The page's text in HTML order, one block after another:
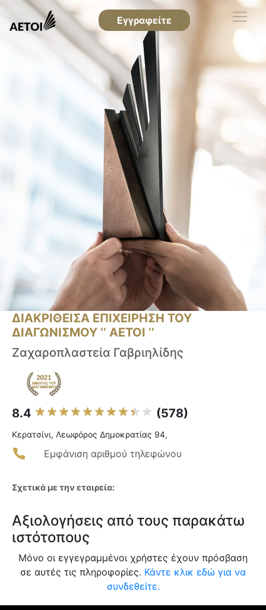
Εγγραφείτε
ΔΙΑΚΡΙΘΕΙΣΑ ΕΠΙΧΕΙΡΗΣΗ ΤΟΥ
ΔΙΑΓΩΝΙΣΜΟΥ ‘’ ΑΕΤΟΙ ‘’
Ζαχαροπλαστεία Γαβριηλίδης
8.4 (578)
Κερατσίνι, Λεωφόρος Δημοκρατίας 94,
Εμφάνιση αριθμού τηλεφώνου
Σχετικά με την εταιρεία:
Αξιολογήσεις από τους παρακάτω
ιστότοπους
Μόνο οι εγγεγραμμένοι χρήστες έχουν πρόσβαση
σε αυτές τις πληροφορίες. Κάντε κλικ εδώ για να
συνδεθείτε.